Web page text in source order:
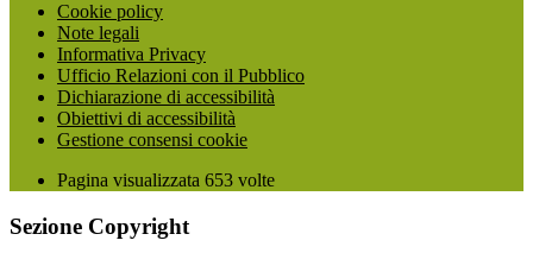
Cookie policy
Note legali
Informativa Privacy
Ufficio Relazioni con il Pubblico
Dichiarazione di accessibilità
Obiettivi di accessibilità
Gestione consensi cookie
Pagina visualizzata 653 volte
Sezione Copyright